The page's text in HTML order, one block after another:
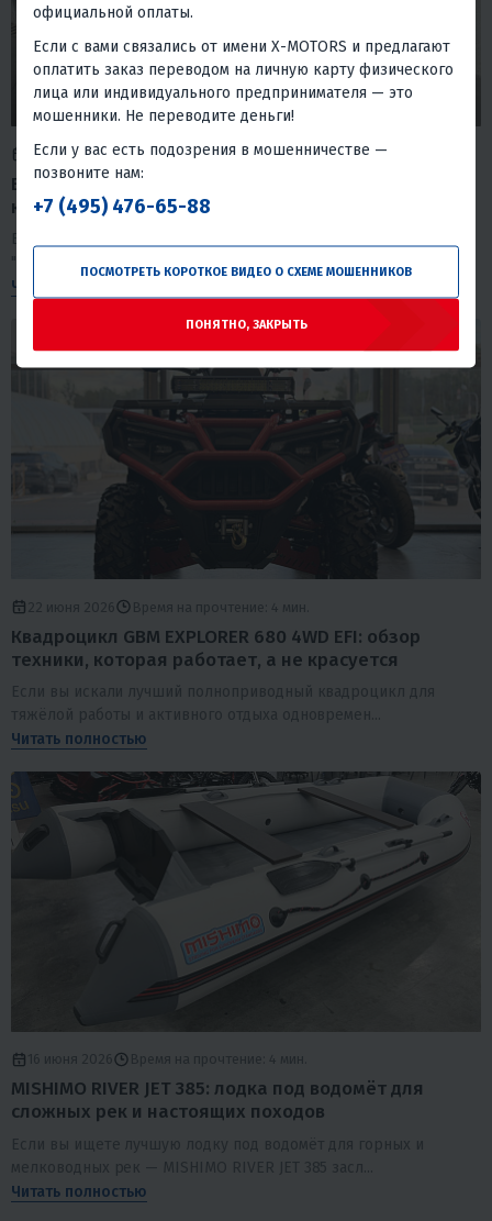
26 июня 2026 Время на прочтение: 4 мин.
EX-MOTO CB250: обзор кроссового мотоцикла,
который не разорит ваш бюджет
Если вы листаете объявления и в голове крутится вопрос
"какой мотоцикл для кросса выбрать окол...
Читать полностью
22 июня 2026 Время на прочтение: 4 мин.
Квадроцикл GBM EXPLORER 680 4WD EFI: обзор
техники, которая работает, а не красуется
Если вы искали лучший полноприводный квадроцикл для
тяжёлой работы и активного отдыха одновремен...
Читать полностью
16 июня 2026 Время на прочтение: 4 мин.
MISHIMO RIVER JET 385: лодка под водомёт для
сложных рек и настоящих походов
Если вы ищете лучшую лодку под водомёт для горных и
мелководных рек — MISHIMO RIVER JET 385 засл...
Читать полностью
официальной оплаты.
Если с вами связались от имени X-MOTORS и предлагают
оплатить заказ переводом на личную карту физического
лица или индивидуального предпринимателя — это
мошенники. Не переводите деньги!
Если у вас есть подозрения в мошенничестве —
позвоните нам:
+7 (495) 476-65-88
ПОСМОТРЕТЬ КОРОТКОЕ ВИДЕО О СХЕМЕ МОШЕННИКОВ
ПОНЯТНО, ЗАКРЫТЬ